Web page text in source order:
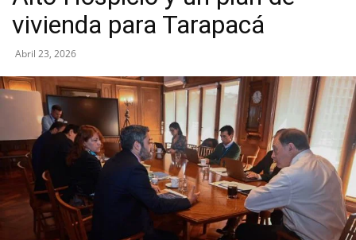
vivienda para Tarapacá
Abril 23, 2026